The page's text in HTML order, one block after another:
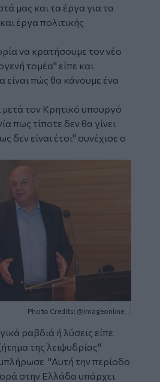
μας και τα έργα για τα
έργα πολιτικής
να κρατήσουμε τον νέο
τομέα" είπε και
είναι πώς θα κάνουμε ένα
τον Κρητικό υπουργό
πως τίποτε δεν θα γίνει
δεν είναι έτσι" συνέχισε ο
Photo Credits: @Imageonline
ραβδιά ή λύσεις είπε
της λειψυδρίας"
"Αυτή την περίοδο
στην Ελλάδα υπάρχει